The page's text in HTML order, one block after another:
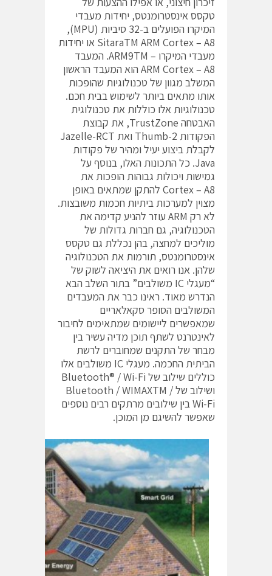
טקסס אינסטרומנטס, יחידות מעבדי
המיקרו הפועלים ב-32 סיביות (MPU),
SitaraTM ARM Cortex – A8 או יחידות
מעבדי המיקרו – ARM9TM. המעבד
ARM Cortex – A8 הוא המעבד הראשון
המשלב מגוון של טכנולוגיות שהופכות
אותו מתאים ביותר לשימוש בבית חכם.
טכנולוגיות אלו כוללות את טכנולוגית
האבטחה TrustZone, את קבוצת
הפקודות Thumb-2 ואת Jazelle-RCT
לקבלת ביצוע יעיל ומהיר של פקודות
Java. כל התכונות האלו, בנוסף על
גמישות ויכולות גבוהות הופכות את
Cortex – A8 להתקן שמתאים באופן
מצוין למערכות ביתיות חכמות משובצות.
לא רק ARM עוזר להניע קדימה את
הטכנולוגיה, גם חברות גדולות של
מוליכים למחצה, בהן נכללת גם טקסס
אינסטרומנטס, תורמות את הטכנולוגיה
שלהן. אנו רואים את היציאה לשוק של
“מעגלי IC משולבים” בתור השלב הבא
הנדרש מאוד. ראינו כבר את המעבדים
המשולבים הסופר סקאלאריים
שמאפשרים ליישומים שמתאימים לחיבור
לאינטרנט לשתף תוכן מדיה עשיר בין
מבחר של התקנים שמחוברים לרשת
הביתית החכמה. מעגלי IC משולבים אלו
כוללים שילוב של Bluetooth® / Wi-Fi
ושילוב של Bluetooth / WIMAXTM /
Wi-Fi בין שילובים מרתקים רבים נוספים
שאפשר להשיגם מן המוכן.